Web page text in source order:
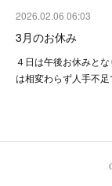
2026.02.06 06:03
3月のお休み
４日は午後お休みと
は相変わらず人手不